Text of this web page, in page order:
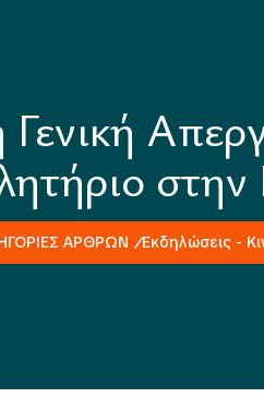
ΑΡΘΡΩΝ Εκδηλώσεις -